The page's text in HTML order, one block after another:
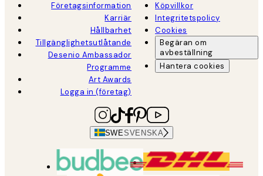
Företagsinformation
Karriär
Hållbarhet
Tillgänglighetsutlåtande
Desenio Ambassador
Programme
Art Awards
Logga in (företag)
Köpvillkor
Integritetspolicy
Cookies
Begäran om
avbeställning
Hantera cookies
SWESVENSKA